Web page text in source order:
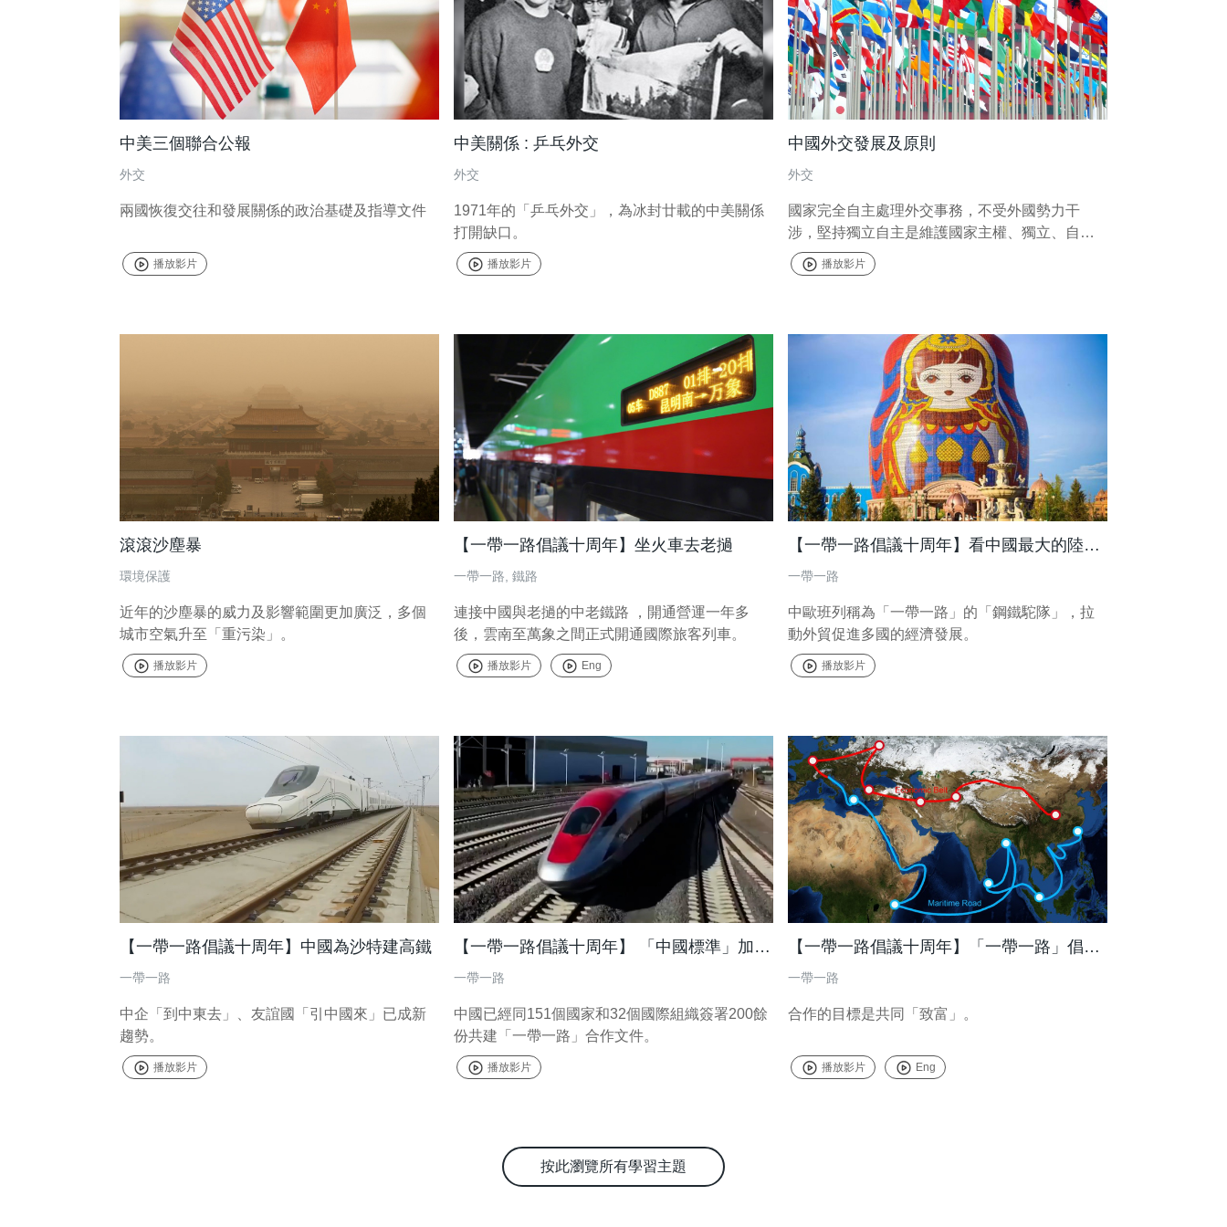
中美三個聯合公報
外交
兩國恢復交往和發展關係的政治基礎及指導文件
播放影片
中美關係 : 乒乓外交
外交
1971年的「乒乓外交」，為冰封廿載的中美關係
打開缺口。
播放影片
中國外交發展及原則
外交
國家完全自主處理外交事務，不受外國勢力干
涉，堅持獨立自主是維護國家主權、獨立、自由
和領土完整。
播放影片
滾滾沙塵暴
環境保護
近年的沙塵暴的威力及影響範圍更加廣泛，多個
城市空氣升至「重污染」。
播放影片
【一帶一路倡議十周年】坐火車去老撾
一帶一路 鐵路
連接中國與老撾的中老鐵路 ，開通營運一年多
後，雲南至萬象之間正式開通國際旅客列車。
播放影片 Eng
【一帶一路倡議十周年】看中國最大的陸路口岸滿洲里
一帶一路
中歐班列稱為「一帶一路」的「鋼鐵駝隊」，拉
動外貿促進多國的經濟發展。
播放影片
【一帶一路倡議十周年】中國為沙特建高鐵
一帶一路
中企「到中東去」、友誼國「引中國來」已成新
趨勢。
播放影片
【一帶一路倡議十周年】 「中國標準」加速走出去
一帶一路
中國已經同151個國家和32個國際組織簽署200餘
份共建「一帶一路」合作文件。
播放影片
【一帶一路倡議十周年】「一帶一路」倡議進入新階段
一帶一路
合作的目標是共同「致富」。
播放影片 Eng
按此瀏覽所有學習主題